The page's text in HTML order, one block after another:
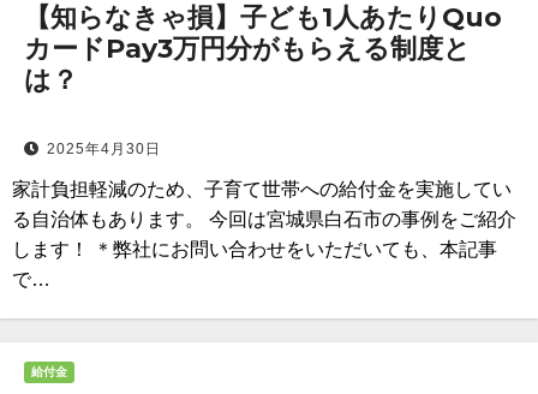
【知らなきゃ損】子ども1人あたりQuo
カードPay3万円分がもらえる制度と
は？
2025年4月30日
家計負担軽減のため、子育て世帯への給付金を実施してい
る自治体もあります。 今回は宮城県白石市の事例をご紹介
します！ ＊弊社にお問い合わせをいただいても、本記事
で…
給付金